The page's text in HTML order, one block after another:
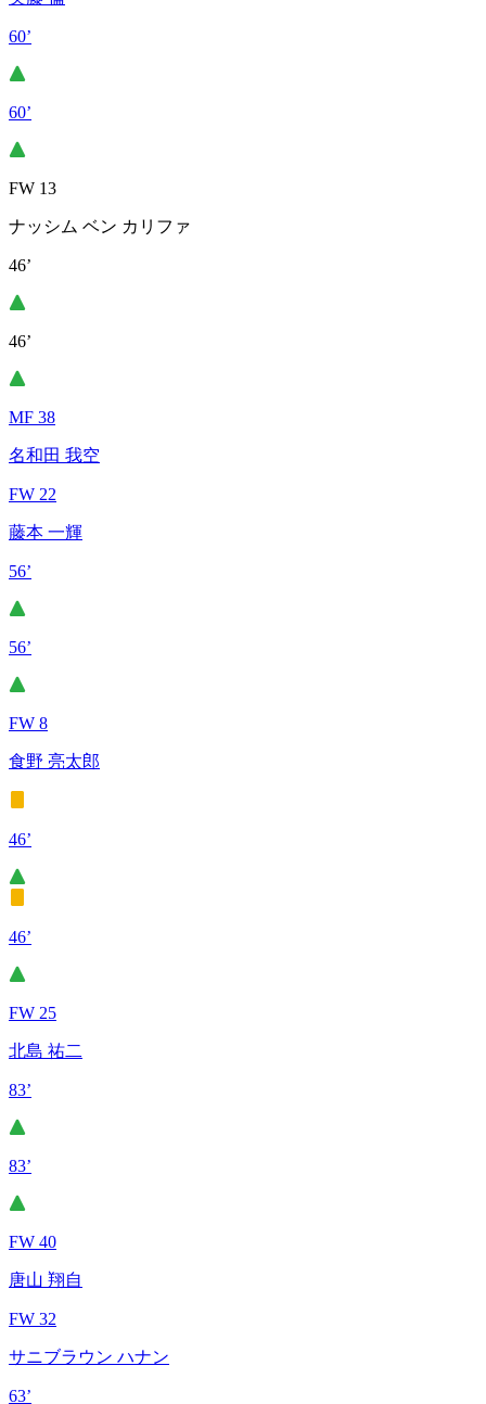
60’
60’
FW 13
ナッシム ベン カリファ
46’
46’
MF 38
名和田 我空
FW 22
藤本 一輝
56’
56’
FW 8
食野 亮太郎
46’
46’
FW 25
北島 祐二
83’
83’
FW 40
唐山 翔自
FW 32
サニブラウン ハナン
63’